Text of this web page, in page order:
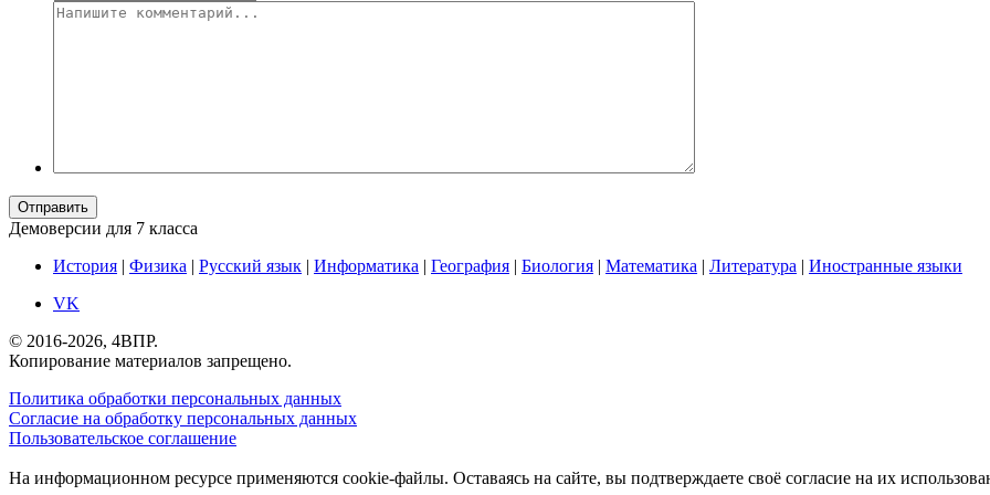
Отправить
Демоверсии для 7 класса
История | Физика | Русский язык | Информатика | География | Биология | Математика | Литература | Иностранные языки
VK
© 2016-2026, 4ВПР.
Копирование материалов запрещено.
Политика обработки персональных данных
Согласие на обработку персональных данных
Пользовательское соглашение
На информационном ресурсе применяются cookie-файлы. Оставаясь на сайте, вы подтверждаете своё согласие на их